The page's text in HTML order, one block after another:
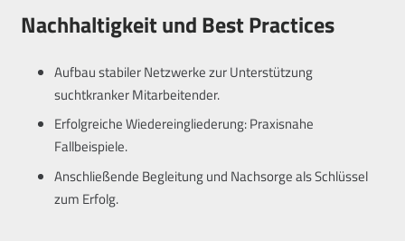
Nachhaltigkeit und Best Practices
Aufbau stabiler Netzwerke zur Unterstützung
suchtkranker Mitarbeitender.
Erfolgreiche Wiedereingliederung: Praxisnahe
Fallbeispiele.
Anschließende Begleitung und Nachsorge als Schlüssel
zum Erfolg.